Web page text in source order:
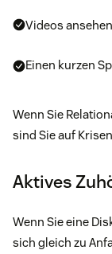
Videos
Einen kurzen
Wenn Sie
sind Sie auf
Aktives
Wenn Sie eine
sich gleich zu